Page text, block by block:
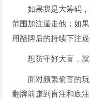
如果我是大筹码
范围加注逼走他；如
用翻牌后的持续下注逼
想防守好大盲，就
面对频繁偷盲的
翻牌前赚到盲注和底注